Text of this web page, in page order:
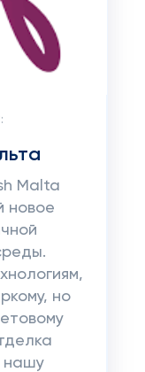
Malta
новое
но
нашу